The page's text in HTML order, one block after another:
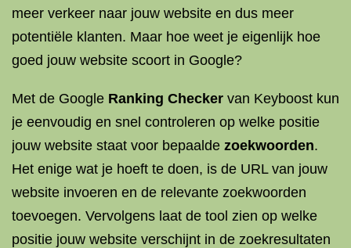
meer verkeer naar jouw website en dus meer
potentiële klanten. Maar hoe weet je eigenlijk hoe
goed jouw website scoort in Google?
Met de Google Ranking Checker van Keyboost kun
je eenvoudig en snel controleren op welke positie
jouw website staat voor bepaalde zoekwoorden.
Het enige wat je hoeft te doen, is de URL van jouw
website invoeren en de relevante zoekwoorden
toevoegen. Vervolgens laat de tool zien op welke
positie jouw website verschijnt in de zoekresultaten